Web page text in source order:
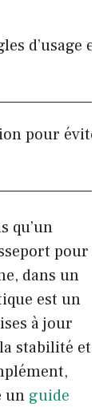
d’usage et
pour éviter
qu’un
pour
dans un
est un
à jour
stabilité et
un guide